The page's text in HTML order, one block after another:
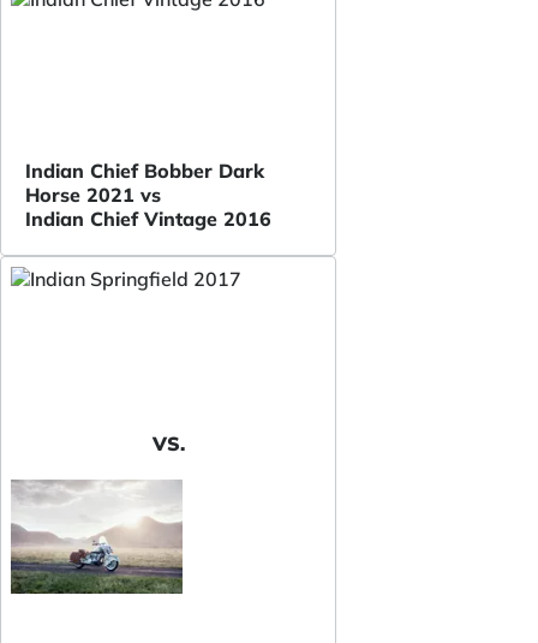
Indian Chief Bobber Dark
Horse 2021 vs
Indian Chief Vintage 2016
VS.